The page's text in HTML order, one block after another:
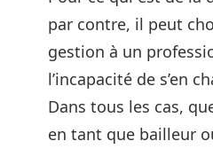
par contre, il peut
gestion à un
l’incapacité de s’en
Dans tous les cas,
en tant que bailleur